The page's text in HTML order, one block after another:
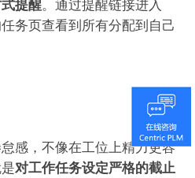
提醒。通过提醒链接进入
务页查看到所有分配到自己
感，不像在工位上精力更容
对工作任务设定严格的截止